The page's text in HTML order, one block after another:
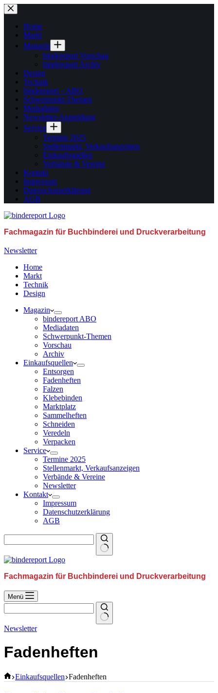
Zum
Inhalt
springenHome
Markt
Magazin
bindereport Vorschau
bindereport Archiv
Design
Technik
bindereport – ABO
Schwerpunkt-Themen
Mediadaten
Newsletter-Anmeldung
Service
Termine 2025
Stellenmarkt, Verkaufsanzeigen
Einkaufsquellen
Verbände & Vereine
Kontakt
Impressum
Datenschutzerklärung
AGB
Fachmagazin für Buchbinderei und Druckverarbeitung
Newsletter
Home
Markt
Technik
Design
Magazin
bindereport ABO
Mediadaten
Schwerpunkt-Themen
Vorschau
Archiv
Einkaufsquellen
Entsorgen
Fadenheften
Falzen
Klebebinden
Marktplatz
Sammelheften
Schneiden
Veredeln
Verpacken
Service
Termine 2025
Stellenmarkt, Verkaufsanzeigen
Verbände & Vereine
Newsletter
Kontakt
Impressum
Datenschutzerklärung
AGB
Fachmagazin für Buchbinderei und Druckverarbeitung
Menü
Newsletter
Fadenheften
Home
Einkaufsquellen Fadenheften